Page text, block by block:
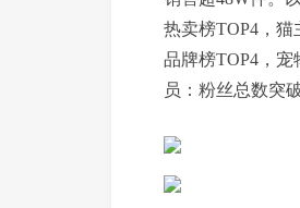
热卖榜TOP4，猫
品牌榜TOP4，
员：粉丝总数突